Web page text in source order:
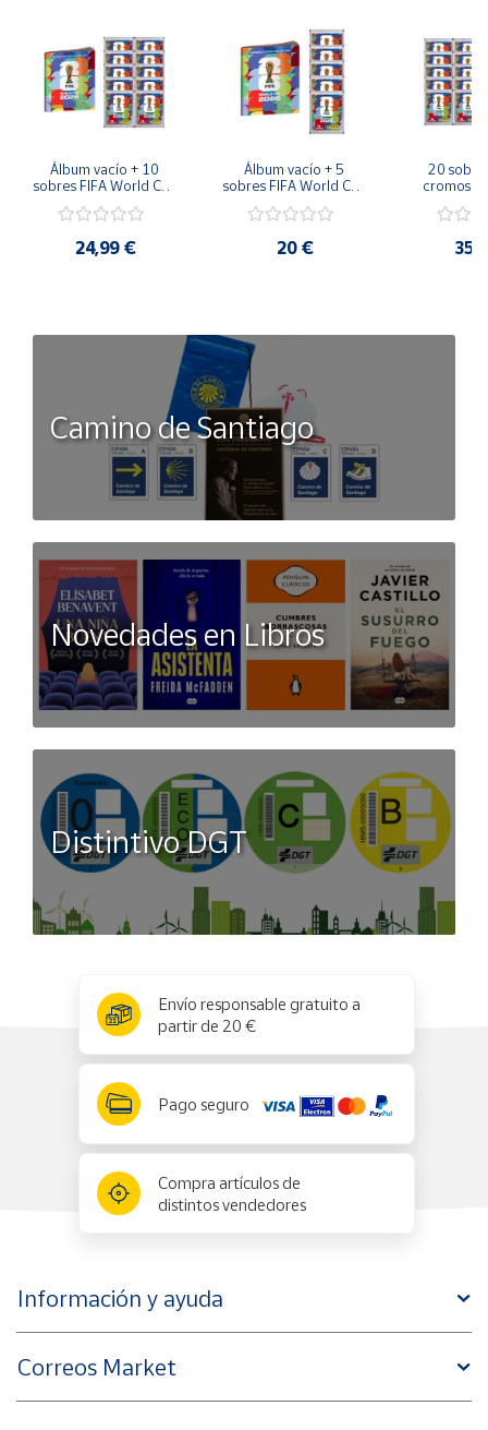
Álbum vacío + 10
sobres FIFA World Cup
Colección Oficial
24,99 €
Álbum vacío + 5
sobres FIFA World Cup
Colección Oficial
20 €
20
cromos
Sticker
Camino de Santiago
Novedades en Libros
Distintivo DGT
Envío responsable gratuito a
partir de 20 €
Pago seguro
Compra artículos de
distintos vendedores
Información y ayuda
Correos Market